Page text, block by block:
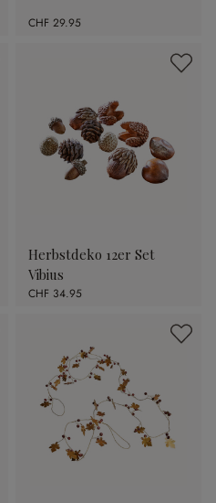
CHF 29.95
Herbstdeko 12er Set
Vibius
CHF 34.95